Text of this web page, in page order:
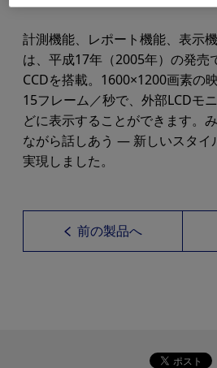
計測機能、レポート機能、表示
は、平成17年（2005年）の発売
CCDを搭載。1600×1200画素の
15フレーム／秒で、外部LCDモ
どに表示することができます。
ながら話しあう — 新しいスタイ
実現しました。
前の製品へ